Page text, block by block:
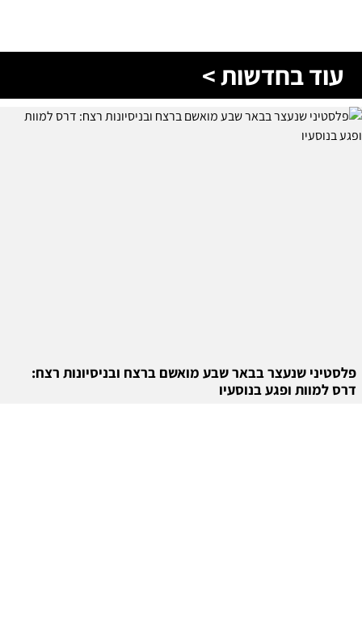
עוד בחדשות >
פלסטיני שנעצר בבאר שבע מואשם ברצח ובניסיונות רצח:
דרס למוות ופגע בנוסעיו